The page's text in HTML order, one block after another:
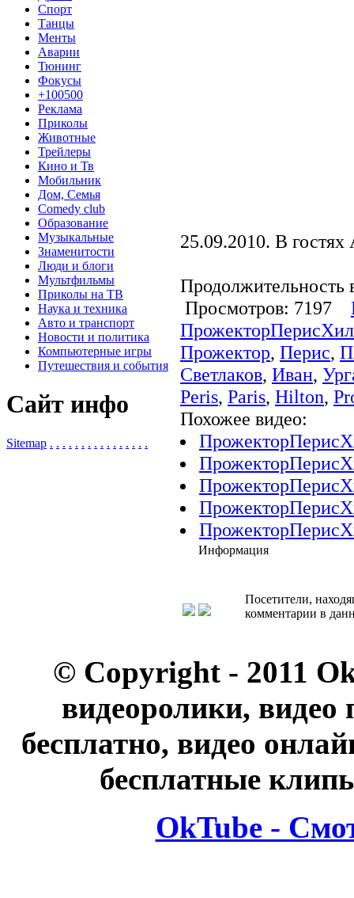
Спорт
Танцы
Менты
Аварии
Тюнинг
Фокусы
+100500
Реклама
Приколы
Животные
Трейлеры
Кино и Тв
Мобильник
Дом, Семья
Comedy club
Образование
Музыкальные
Знаменитости
Люди и блоги
Мультфильмы
Приколы на ТВ
Наука и техника
Авто и транспорт
Новости и политика
Компьютерные игры
Путешествия и события
Сайт инфо
Sitemap . . . . . . . . . . . . . . . .
25.09.2010. В
Продолжительность
Просмотров: 7197
Прожектор, Перис,
Светлаков, Иван,
Peris, Paris, Hilton,
Похожее видео:
Информация
Посетители,
комментарии в
© Copyright - 2011
видеоролики, видео
бесплатно, видео
бесплатные
OkTube -